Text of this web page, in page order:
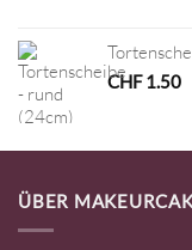
CHF1.50
ÜBER